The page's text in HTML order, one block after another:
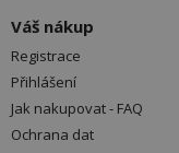
Váš nákup
Registrace
Přihlášení
Jak nakupovat - FAQ
Ochrana dat